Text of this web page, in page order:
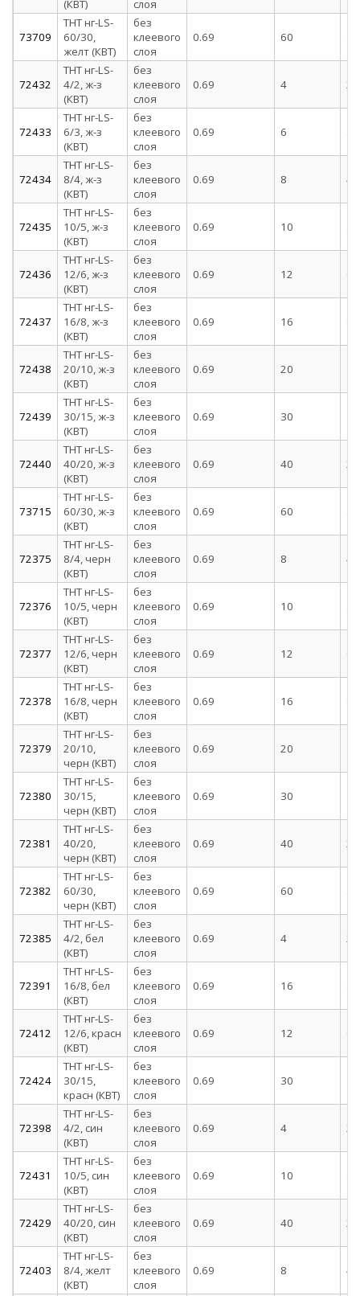
(КВТ)
слоя
73709
ТНТ нг-LS-
60/30,
желт (КВТ)
без
клеевого
слоя
0.69 60
72432
ТНТ нг-LS-
4/2, ж-з
(КВТ)
без
клеевого
слоя
0.69 4 2
72433
ТНТ нг-LS-
6/3, ж-з
(КВТ)
без
клеевого
слоя
0.69 6
72434
ТНТ нг-LS-
8/4, ж-з
(КВТ)
без
клеевого
слоя
0.69 8 4
72435
ТНТ нг-LS-
10/5, ж-з
(КВТ)
без
клеевого
слоя
0.69 10
72436
ТНТ нг-LS-
12/6, ж-з
(КВТ)
без
клеевого
слоя
0.69 12
72437
ТНТ нг-LS-
16/8, ж-з
(КВТ)
без
клеевого
слоя
0.69 16
72438
ТНТ нг-LS-
20/10, ж-з
(КВТ)
без
клеевого
слоя
0.69 20
72439
ТНТ нг-LS-
30/15, ж-з
(КВТ)
без
клеевого
слоя
0.69 30
72440
ТНТ нг-LS-
40/20, ж-з
(КВТ)
без
клеевого
слоя
0.69 40 20
73715
ТНТ нг-LS-
60/30, ж-з
(КВТ)
без
клеевого
слоя
0.69 60
72375
ТНТ нг-LS-
8/4, черн
(КВТ)
без
клеевого
слоя
0.69 8 4
72376
ТНТ нг-LS-
10/5, черн
(КВТ)
без
клеевого
слоя
0.69 10
72377
ТНТ нг-LS-
12/6, черн
(КВТ)
без
клеевого
слоя
0.69 12
72378
ТНТ нг-LS-
16/8, черн
(КВТ)
без
клеевого
слоя
0.69 16
72379
ТНТ нг-LS-
20/10,
черн (КВТ)
без
клеевого
слоя
0.69 20
72380
ТНТ нг-LS-
30/15,
черн (КВТ)
без
клеевого
слоя
0.69 30
72381
ТНТ нг-LS-
40/20,
черн (КВТ)
без
клеевого
слоя
0.69 40 20
72382
ТНТ нг-LS-
60/30,
черн (КВТ)
без
клеевого
слоя
0.69 60
72385
ТНТ нг-LS-
4/2, бел
(КВТ)
без
клеевого
слоя
0.69 4 2
72391
ТНТ нг-LS-
16/8, бел
(КВТ)
без
клеевого
слоя
0.69 16
72412
ТНТ нг-LS-
12/6, красн
(КВТ)
без
клеевого
слоя
0.69 12
72424
ТНТ нг-LS-
30/15,
красн (КВТ)
без
клеевого
слоя
0.69 30
72398
ТНТ нг-LS-
4/2, син
(КВТ)
без
клеевого
слоя
0.69 4 2
72431
ТНТ нг-LS-
10/5, син
(КВТ)
без
клеевого
слоя
0.69 10
72429
ТНТ нг-LS-
40/20, син
(КВТ)
без
клеевого
слоя
0.69 40 20
72403
ТНТ нг-LS-
8/4, желт
(КВТ)
без
клеевого
слоя
0.69 8 4